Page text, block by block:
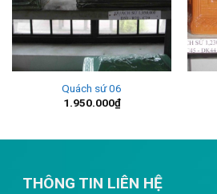
Quách sứ 06
1.950.000₫
THÔNG TIN LIÊN HỆ